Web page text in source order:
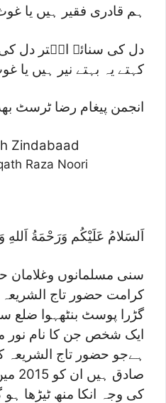
ہم قادری فقیر ہیں یا
دل کی سنائے اخؔتر دل
کہتے یہ بہتے نیر ہیں یا
انجمن پیغام رضا ٹرسٹ
Zindabaad
Raza Noori
سنی مسلمانوں وغلامان
کرامت حضور تاج
گڑرا پوسٹ بنٹھہوا ضلع
ایک شخص جن کا نام نور
ہےجو حضور تاج الشریعہ
کی وجہ انکا منھ ٹیڑھا ہو